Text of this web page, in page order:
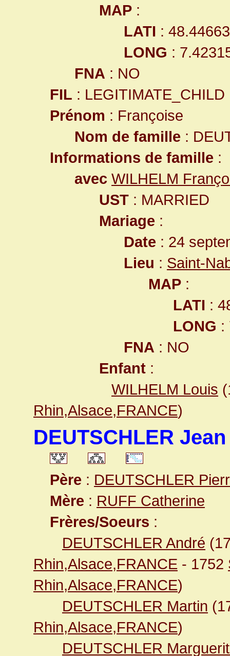
MAP :
LATI :
LONG :
FNA : NO
FIL : LEGITIMATE_CHILD
Prénom : Françoise
Nom de famille :
Informations de famille :
avec WILHELM
UST : MARRIED
Mariage :
Date : 24
Lieu : Saint-
MAP :
LATI :
LONG :
FNA : NO
Enfant :
WILHELM Louis
Rhin,Alsace,FRANCE)
DEUTSCHLER Jean
Père : DEUTSCHLER
Mère : RUFF Catherine
Frères/Soeurs :
DEUTSCHLER André
Rhin,Alsace,FRANCE - 1752
Rhin,Alsace,FRANCE)
DEUTSCHLER Martin
Rhin,Alsace,FRANCE)
DEUTSCHLER